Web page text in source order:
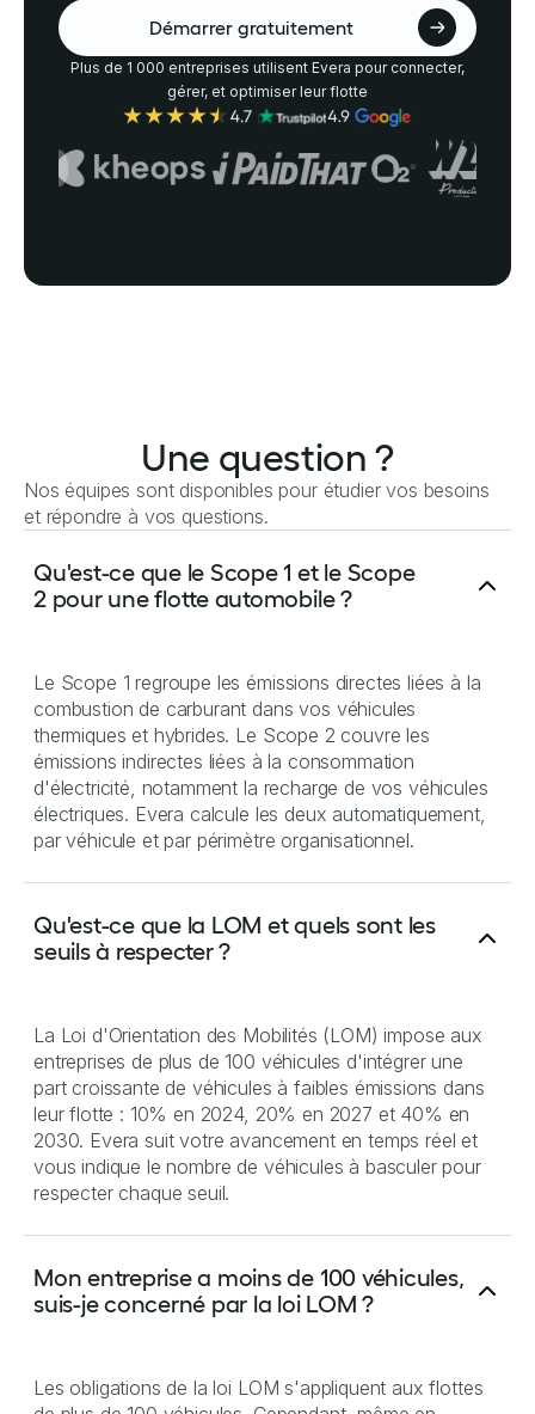
Démarrer gratuitement
Plus de 1 000 entreprises utilisent Evera pour connecter,
gérer, et optimiser leur flotte
Une question ?
Nos équipes sont disponibles pour étudier vos besoins
et répondre à vos questions.
Qu'est-ce que le Scope 1 et le Scope
2 pour une flotte automobile ?
Le Scope 1 regroupe les émissions directes liées à la
combustion de carburant dans vos véhicules
thermiques et hybrides. Le Scope 2 couvre les
émissions indirectes liées à la consommation
d'électricité, notamment la recharge de vos véhicules
électriques. Evera calcule les deux automatiquement,
par véhicule et par périmètre organisationnel.
Qu'est-ce que la LOM et quels sont les
seuils à respecter ?
La Loi d'Orientation des Mobilités (LOM) impose aux
entreprises de plus de 100 véhicules d'intégrer une
part croissante de véhicules à faibles émissions dans
leur flotte : 10% en 2024, 20% en 2027 et 40% en
2030. Evera suit votre avancement en temps réel et
vous indique le nombre de véhicules à basculer pour
respecter chaque seuil.
Mon entreprise a moins de 100 véhicules,
suis-je concerné par la loi LOM ?
Les obligations de la loi LOM s'appliquent aux flottes